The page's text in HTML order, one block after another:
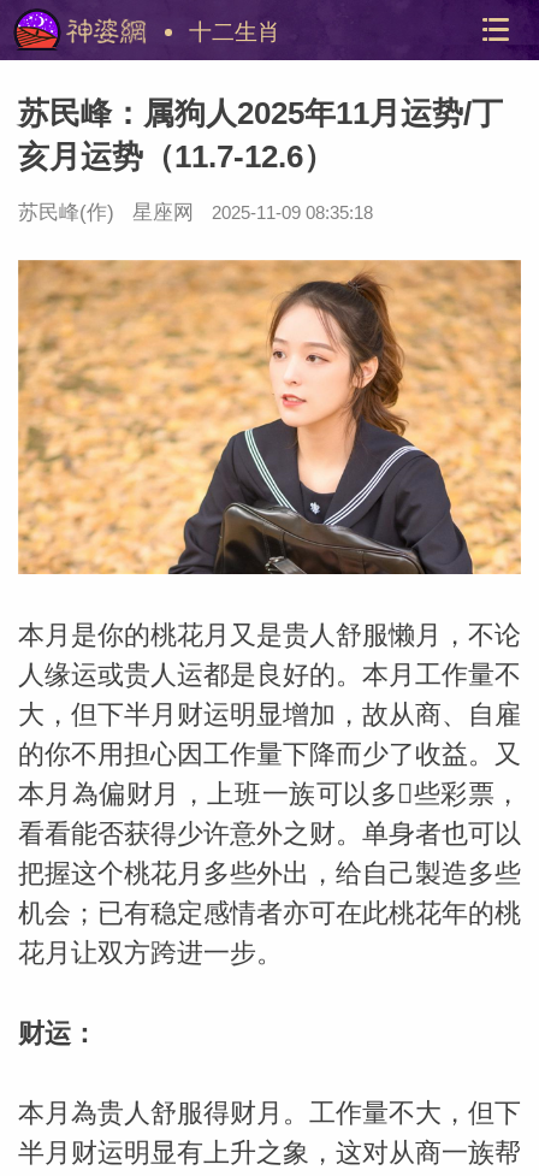
美国神
婆星座
十二生肖
站内导
苏民峰：属狗人2025年11月运势/丁
亥月运势（11.7-12.6）
苏民峰(作) 星座网 2025-11-09 08:35:18
本月是你的桃花月又是贵人舒服懒月，不论
人缘运或贵人运都是良好的。本月工作量不
大，但下半月财运明显增加，故从商、自雇
的你不用担心因工作量下降而少了收益。又
本月為偏财月，上班一族可以多𧹒些彩票，
看看能否获得少许意外之财。单身者也可以
把握这个桃花月多些外出，给自己製造多些
机会；已有稳定感情者亦可在此桃花年的桃
花月让双方跨进一步。
财运：
本月為贵人舒服得财月。工作量不大，但下
半月财运明显有上升之象，这对从商一族帮